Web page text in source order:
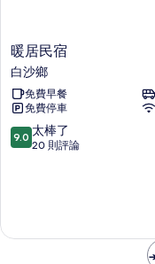
暖
居
民
宿
白
沙
鄉
暖居民宿
白沙鄉
免費早餐
免費停車
9.0
分，
棒
9.0 太棒了
20 則評論